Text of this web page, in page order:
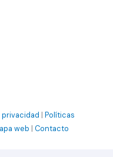
| Políticas
web | Contacto